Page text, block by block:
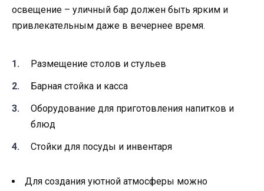
освещение – уличный бар должен быть ярким и
привлекательным даже в вечернее время.
Размещение столов и стульев
Барная стойка и касса
Оборудование для приготовления напитков и
блюд
Стойки для посуды и инвентаря
Для создания уютной атмосферы можно